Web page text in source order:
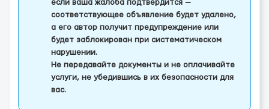
если ваша жалоба подтвердится —
соответствующее объявление будет удалено,
а его автор получит предупреждение или
будет заблокирован при систематическом
нарушении.
Не передавайте документы и не оплачивайте
услуги, не убедившись в их безопасности для
вас.